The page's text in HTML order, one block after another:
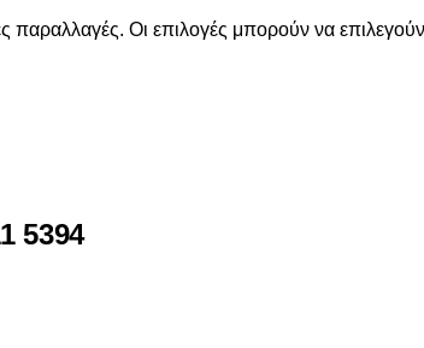
παραλλαγές. Οι επιλογές μπορούν να
5394